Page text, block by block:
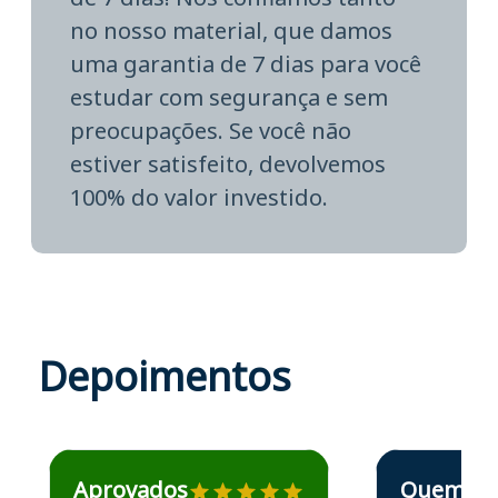
no nosso material, que damos
uma garantia de 7 dias para você
estudar com segurança e sem
preocupações. Se você não
estiver satisfeito, devolvemos
100% do valor investido.
Depoimentos
Estudante José recomenda o Aprova Concursos em
Aprovados
Estudante Elais
Quem